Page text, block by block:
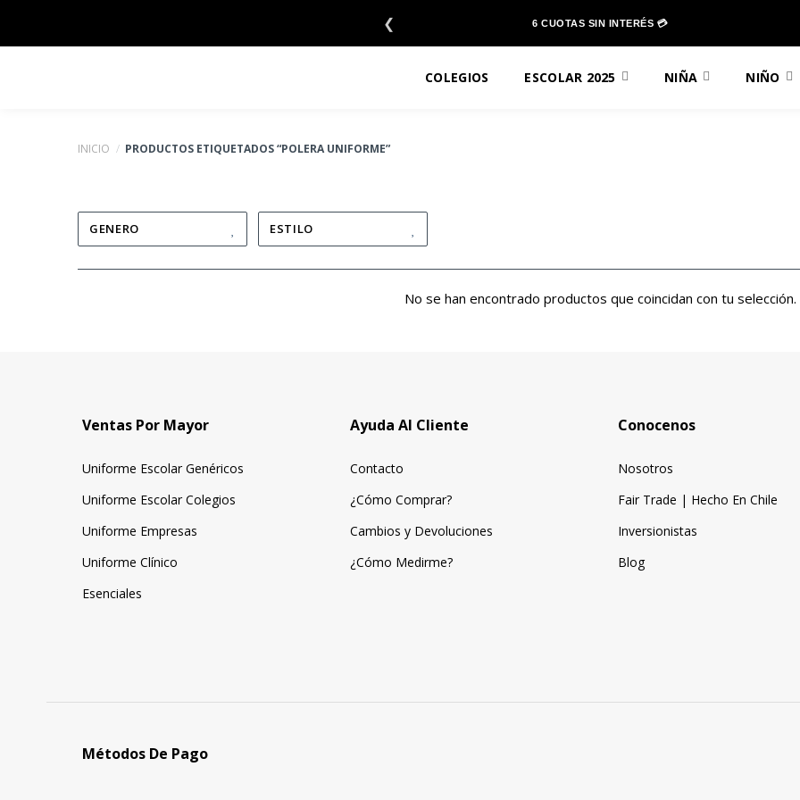
❮ 6 CUOTAS SIN INTERÉS 💳
COLEGIOS ESCOLAR 2025 NIÑA NIÑO
INICIO / PRODUCTOS ETIQUETADOS “POLERA UNIFORME”
GENERO ESTILO
No se han encontrado productos que coincidan con tu selección.
Ventas Por Mayor
Uniforme Escolar Genéricos
Uniforme Escolar Colegios
Uniforme Empresas
Uniforme Clínico
Esenciales
Ayuda Al Cliente
Contacto
¿Cómo Comprar?
Cambios y Devoluciones
¿Cómo Medirme?
Conocenos
Nosotros
Fair Trade | Hecho En Chile
Inversionistas
Blog
Métodos De Pago